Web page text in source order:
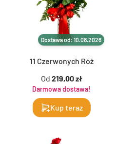
Dostawa od: 10.08.2026
11 Czerwonych Róż
Od 219,00 zł
Darmowa dostawa!
Kup teraz